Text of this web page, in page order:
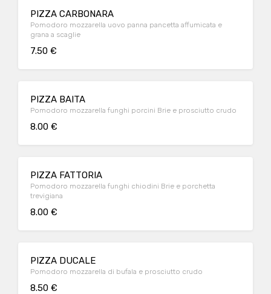
PIZZA CARBONARA
Pomodoro mozzarella uovo panna pancetta affumicata e
grana a scaglie
7.50 €
PIZZA BAITA
Pomodoro mozzarella funghi porcini Brie e prosciutto crudo
8.00 €
PIZZA FATTORIA
Pomodoro mozzarella funghi chiodini Brie e porchetta
trevigiana
8.00 €
PIZZA DUCALE
Pomodoro mozzarella di bufala e prosciutto crudo
8.50 €